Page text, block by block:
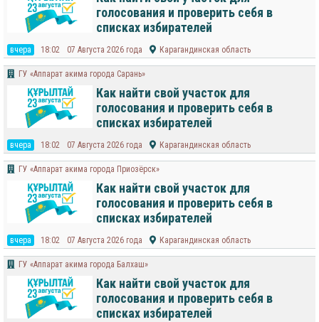
голосования и проверить себя в
списках избирателей
вчера 18:02 07 Августа 2026 года Карагандинская область
ГУ «Аппарат акима города Сарань»
Как найти свой участок для
голосования и проверить себя в
списках избирателей
вчера 18:02 07 Августа 2026 года Карагандинская область
ГУ «Аппарат акима города Приозёрск»
Как найти свой участок для
голосования и проверить себя в
списках избирателей
вчера 18:02 07 Августа 2026 года Карагандинская область
ГУ «Аппарат акима города Балхаш»
Как найти свой участок для
голосования и проверить себя в
списках избирателей